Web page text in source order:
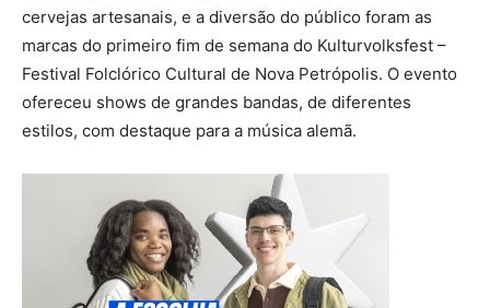
cervejas artesanais, e a diversão do público foram as
marcas do primeiro fim de semana do Kulturvolksfest –
Festival Folclórico Cultural de Nova Petrópolis. O evento
ofereceu shows de grandes bandas, de diferentes
estilos, com destaque para a música alemã.